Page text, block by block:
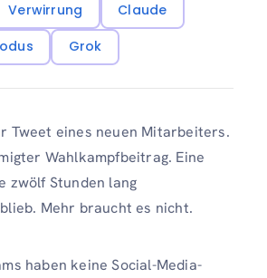
Verwirrung
Claude
Grok
Tweet eines neuen Mitarbeiters.
Wahlkampfbeitrag. Eine
zwölf Stunden lang
Mehr braucht es nicht.
haben keine Social-Media-